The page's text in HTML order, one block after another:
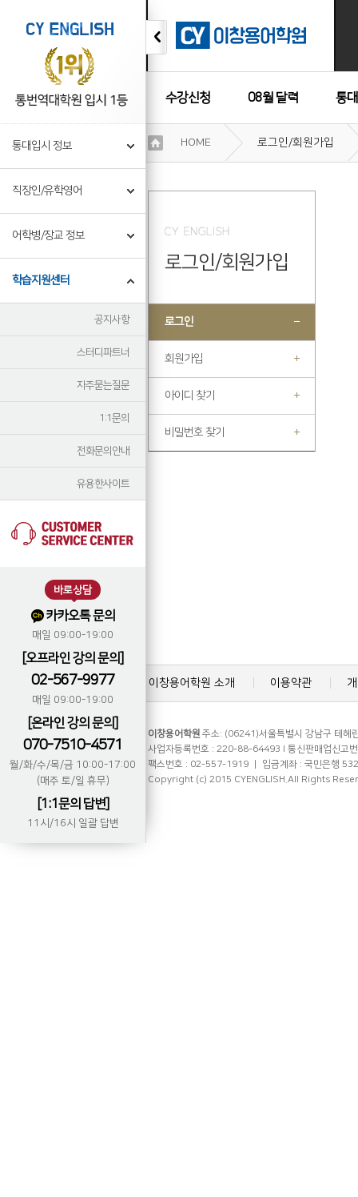
수강신청 08월 달력 통
수강후기
통대입시 정보
직장인/유학영어
어학병/장교 정보
학습지원센터
공지사항
스터디파트너
자주묻는질문
1:1문의
전화문의안내
유용한사이트
바로상담
카카오톡 문의
매일 09:00-19:00
[오프라인 강의 문의]
02-567-9977
매일 09:00-19:00
[온라인 강의 문의]
070-7510-4571
월/화/수/목/금 10:00-17:00
(매주 토/일 휴무)
[1:1문의 답변]
11시/16시 일괄 답변
기
정
HOME 로그인/회원가입
로그인/회원가입
로그인
회원가입
아이디 찾기
비밀번호 찾기
이창용어학원 소개 이용약관
이창용어학원 주소: (06241)서울특별시 강남구 테헤
사업자등록번호 : 220-88-64493 l 통신판매업신고
팩스번호 : 02-557-1919 ㅣ 입금계좌 : 국민은행
Copyright (c) 2015 CYENGLISH.All Rights